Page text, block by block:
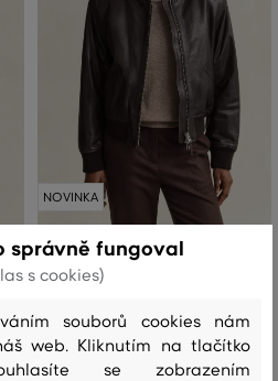
Kč
NOVINKA
BUNDA GANT LEATHER BOMBER
JACKET
32 999 Kč
Dostupné velikosti:
XS, S, M XL
správně fungoval
s cookies)
souborů cookies nám
web. Kliknutím na tlačítko
se zobrazením